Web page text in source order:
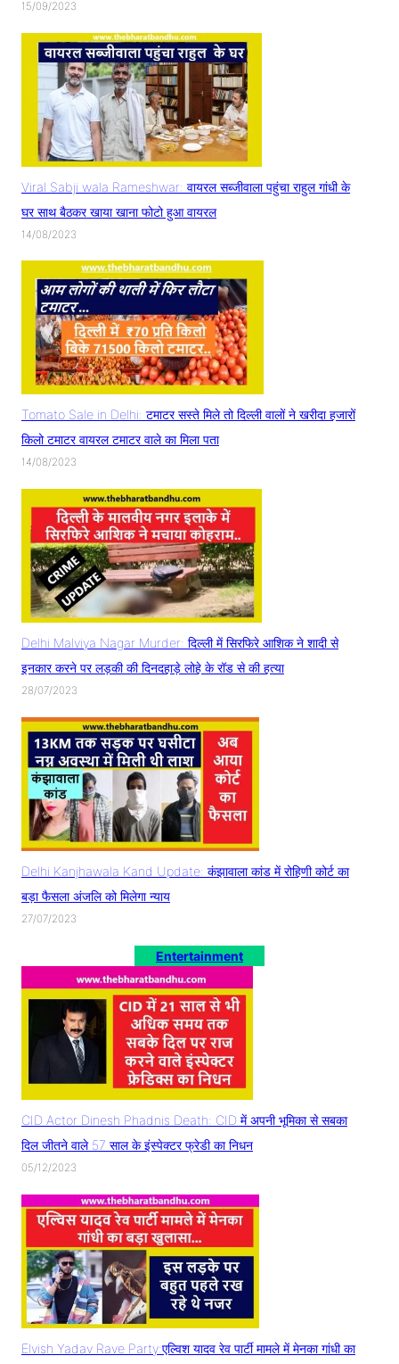
15/09/2023
Viral Sabji wala Rameshwar: वायरल सब्जीवाला पहुंचा राहुल गांधी के
घर साथ बैठकर खाया खाना फोटो हुआ वायरल
14/08/2023
Tomato Sale in Delhi: टमाटर सस्ते मिले तो दिल्ली वालों ने खरीदा हजारों
किलो टमाटर वायरल टमाटर वाले का मिला पता
14/08/2023
Delhi Malviya Nagar Murder: दिल्ली में सिरफिरे आशिक ने शादी से
इनकार करने पर लड़की की दिनदहाड़े लोहे के रॉड से की हत्या
28/07/2023
Delhi Kanjhawala Kand Update: कंझावाला कांड में रोहिणी कोर्ट का
बड़ा फैसला अंजलि को मिलेगा न्याय
27/07/2023
Entertainment
CID Actor Dinesh Phadnis Death: CID में अपनी भूमिका से सबका
दिल जीतने वाले 57 साल के इंस्पेक्टर फ्रेडी का निधन
05/12/2023
Elvish Yadav Rave Party:एल्विश यादव रेव पार्टी मामले में मेनका गांधी का